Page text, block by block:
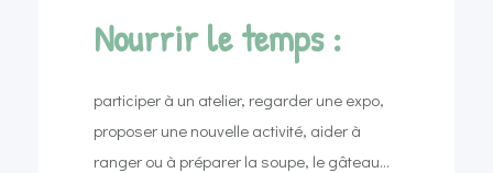
Nourrir le temps :
participer à un atelier, regarder une expo,
proposer une nouvelle activité, aider à
ranger ou à préparer la soupe, le gâteau…